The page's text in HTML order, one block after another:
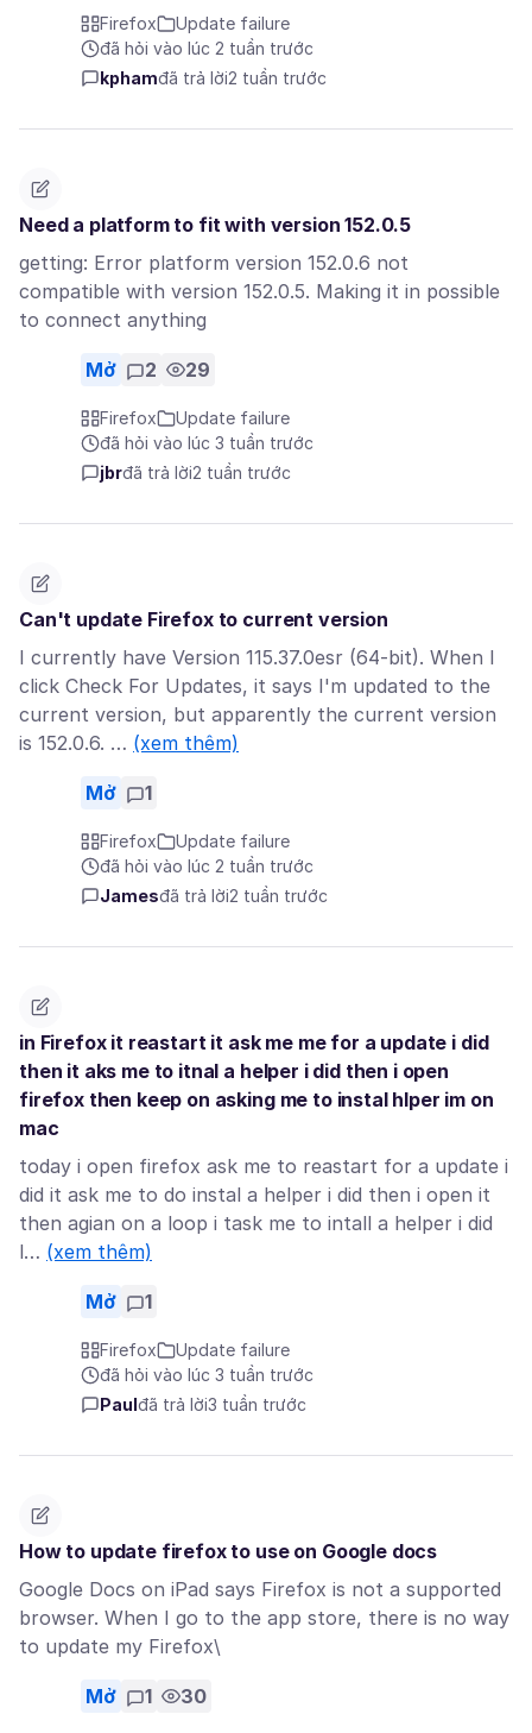
Firefox
Update failure
đã hỏi vào lúc 2 tuần trước
kphamđã trả lời2 tuần trước
Need a platform to fit with version 152.0.5
getting: Error platform version 152.0.6 not
compatible with version 152.0.5. Making it in possible
to connect anything
Mở 2 29
Firefox
Update failure
đã hỏi vào lúc 3 tuần trước
jbrđã trả lời2 tuần trước
Can't update Firefox to current version
I currently have Version 115.37.0esr (64-bit). When I
click Check For Updates, it says I'm updated to the
current version, but apparently the current version
is 152.0.6. … (xem thêm)
Mở 1
Firefox
Update failure
đã hỏi vào lúc 2 tuần trước
Jamesđã trả lời2 tuần trước
in Firefox it reastart it ask me me for a update i did
then it aks me to itnal a helper i did then i open
firefox then keep on asking me to instal hlper im on
mac
today i open firefox ask me to reastart for a update i
did it ask me to do instal a helper i did then i open it
then agian on a loop i task me to intall a helper i did
l… (xem thêm)
Mở 1
Firefox
Update failure
đã hỏi vào lúc 3 tuần trước
Paul đã trả lời3 tuần trước
How to update firefox to use on Google docs
Google Docs on iPad says Firefox is not a supported
browser. When I go to the app store, there is no way
to update my Firefox\
Mở 1 30